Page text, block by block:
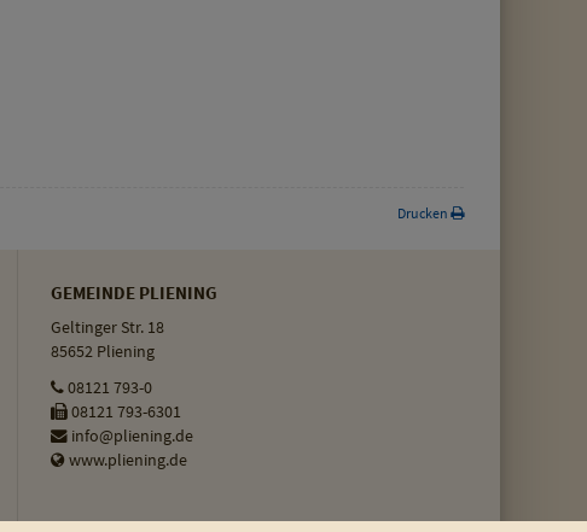
Drucken
GEMEINDE PLIENING
Geltinger Str. 18
85652 Pliening
08121 793-0
08121 793-6301
info@pliening.de
www.pliening.de